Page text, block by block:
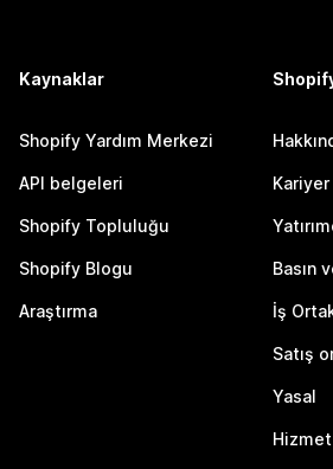
Kaynaklar
Shopify Yardım Merkezi
API belgeleri
Shopify Topluluğu
Shopify Blogu
Araştırma
Kariyer
Basın
İş
Satış
Yasal